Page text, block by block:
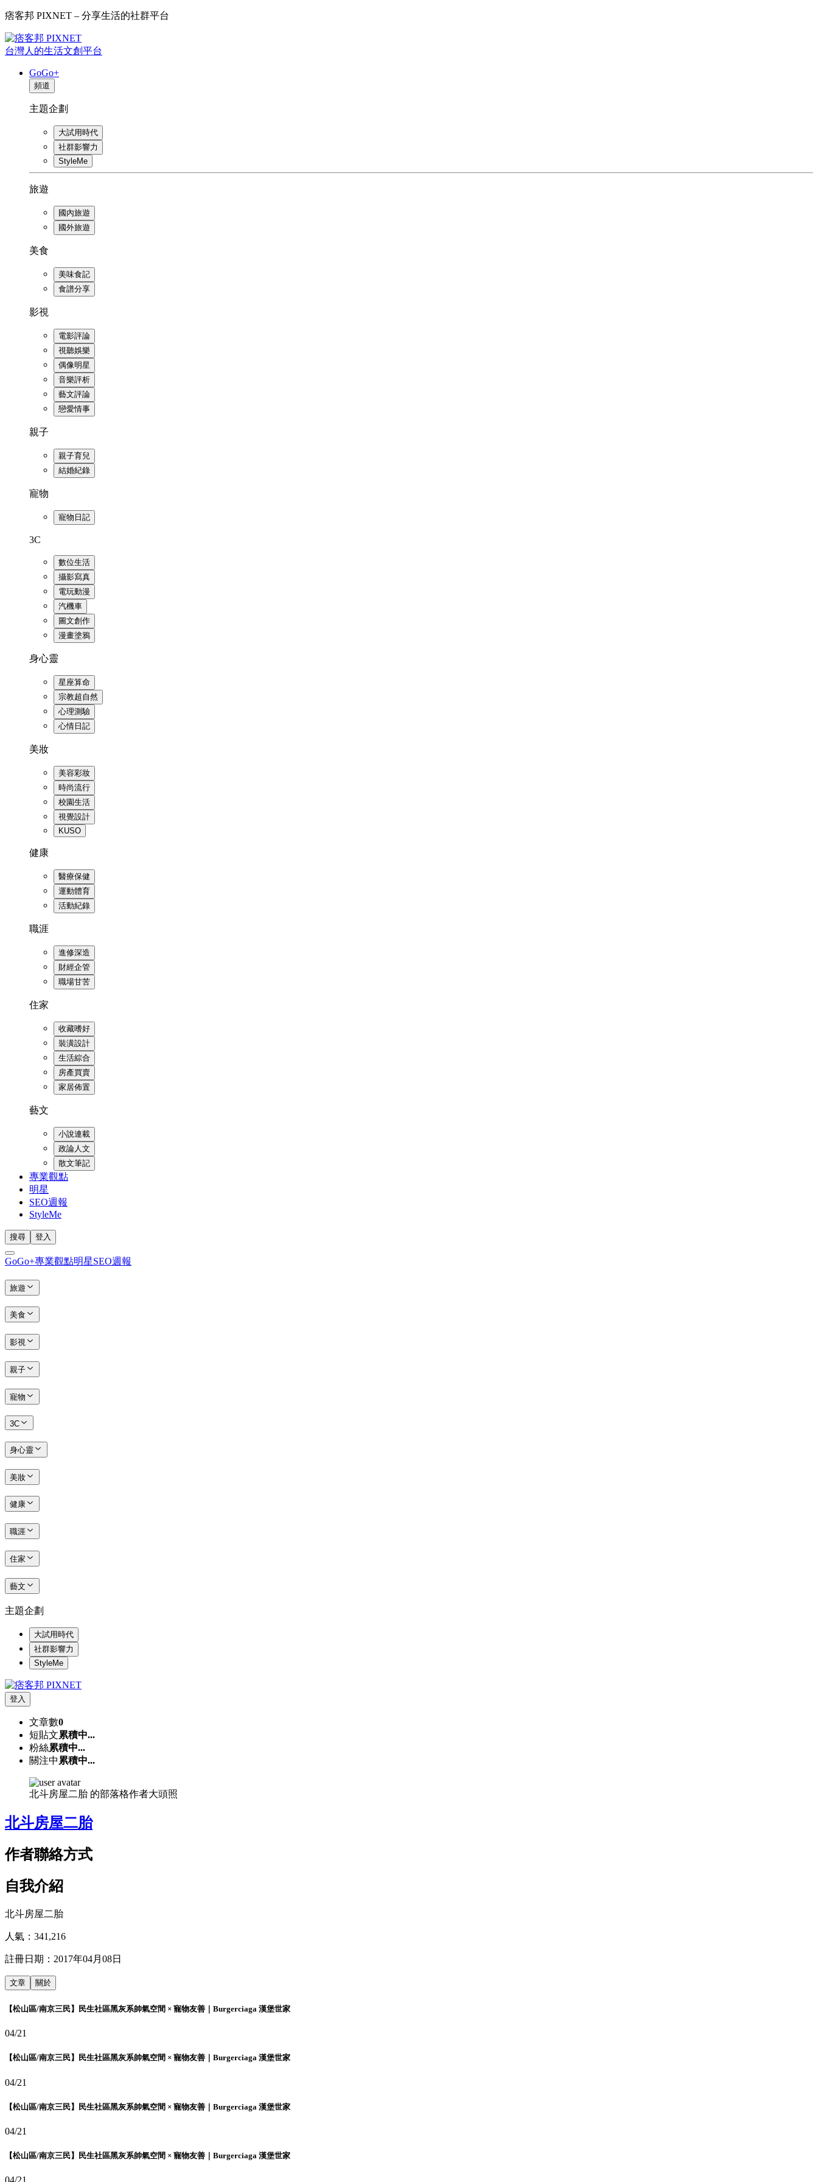
痞客邦 PIXNET – 分享生活的社群平台
台灣人的生活文創平台
GoGo+
頻道
主題企劃
大試用時代
社群影響力
StyleMe
旅遊
國內旅遊
國外旅遊
美食
美味食記
食譜分享
影視
電影評論
視聽娛樂
偶像明星
音樂評析
藝文評論
戀愛情事
親子
親子育兒
結婚紀錄
寵物
寵物日記
3C
數位生活
攝影寫真
電玩動漫
汽機車
圖文創作
漫畫塗鴉
身心靈
星座算命
宗教超自然
心理測驗
心情日記
美妝
美容彩妝
時尚流行
校園生活
視覺設計
KUSO
健康
醫療保健
運動體育
活動紀錄
職涯
進修深造
財經企管
職場甘苦
住家
收藏嗜好
裝潢設計
生活綜合
房產買賣
家居佈置
藝文
小說連載
政論人文
散文筆記
專業觀點
明星
SEO週報
StyleMe
搜尋 登入
GoGo+專業觀點明星SEO週報
旅遊
美食
影視
親子
寵物
3C
身心靈
美妝
健康
職涯
住家
藝文
主題企劃
大試用時代
社群影響力
StyleMe
登入
文章數0
短貼文累積中...
粉絲累積中...
關注中 累積中...
北斗房屋二胎 的部落格作者大頭照
北斗房屋二胎
作者聯絡方式
自我介紹
北斗房屋二胎
人氣： 341,216
註冊日期： 2017年04月08日
文章 關於
【松山區/南京三民】民生社區黑灰系帥氣空間 × 寵物友善｜Burgerciaga 漢堡世家
04/21
【松山區/南京三民】民生社區黑灰系帥氣空間 × 寵物友善｜Burgerciaga 漢堡世家
04/21
【松山區/南京三民】民生社區黑灰系帥氣空間 × 寵物友善｜Burgerciaga 漢堡世家
04/21
【松山區/南京三民】民生社區黑灰系帥氣空間 × 寵物友善｜Burgerciaga 漢堡世家